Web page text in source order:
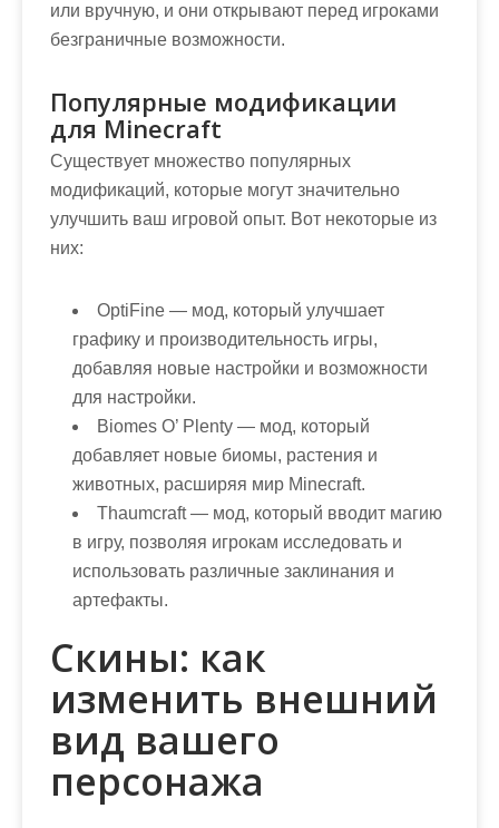
или вручную, и они открывают перед игроками
безграничные возможности.
Популярные модификации
для Minecraft
Существует множество популярных
модификаций, которые могут значительно
улучшить ваш игровой опыт. Вот некоторые из
них:
OptiFine — мод, который улучшает
графику и производительность игры,
добавляя новые настройки и возможности
для настройки.
Biomes O’ Plenty — мод, который
добавляет новые биомы, растения и
животных, расширяя мир Minecraft.
Thaumcraft— мод, который вводит магию
в игру, позволяя игрокам исследовать и
использовать различные заклинания и
артефакты.
Скины: как
изменить внешний
вид вашего
персонажа